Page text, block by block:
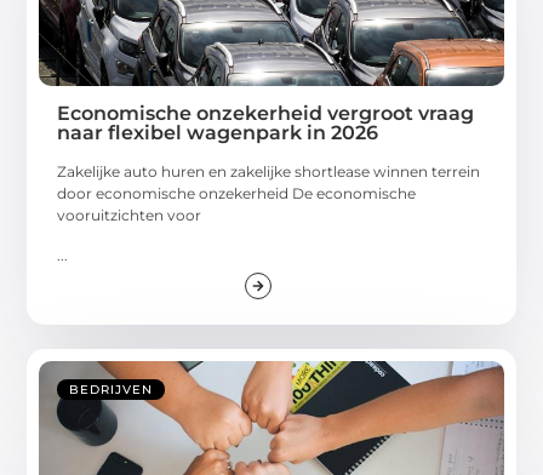
Economische onzekerheid vergroot vraag
naar flexibel wagenpark in 2026
Zakelijke auto huren en zakelijke shortlease winnen terrein
door economische onzekerheid De economische
vooruitzichten voor
BEDRIJVEN